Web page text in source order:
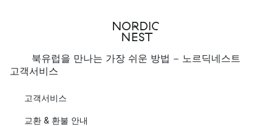
북유럽을 만나는 가장 쉬운 방법 - 노르딕네스트
고객서비스
고객서비스
교환 & 환불 안내